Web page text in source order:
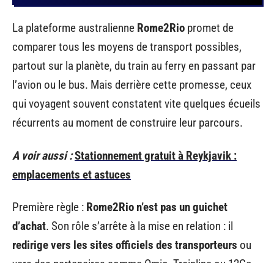
La plateforme australienne Rome2Rio promet de
comparer tous les moyens de transport possibles,
partout sur la planète, du train au ferry en passant par
l’avion ou le bus. Mais derrière cette promesse, ceux
qui voyagent souvent constatent vite quelques écueils
récurrents au moment de construire leur parcours.
A voir aussi :Stationnement gratuit à Reykjavik :
emplacements et astuces
Première règle : Rome2Rio n’est pas un guichet
d’achat. Son rôle s’arrête à la mise en relation : il
redirige vers les sites officiels des transporteurs ou